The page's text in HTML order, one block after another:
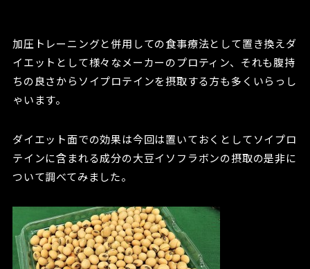
加圧トレーニングと併用しての食事療法として置き換えダ
イエットとして様々なメーカーのプロティン、それも腹持
ちの良さからソイプロテインを摂取する方も多くいらっし
ゃいます。
ダイエット面での効果は今回は置いておくとしてソイプロ
テインに含まれる成分の大豆イソフラボンの摂取の是非に
ついて調べてみました。